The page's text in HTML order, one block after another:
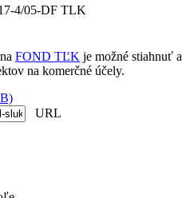
4/05-DF TLK
FOND TĽK je možné stiahnuť
na komerčné účely.
URL